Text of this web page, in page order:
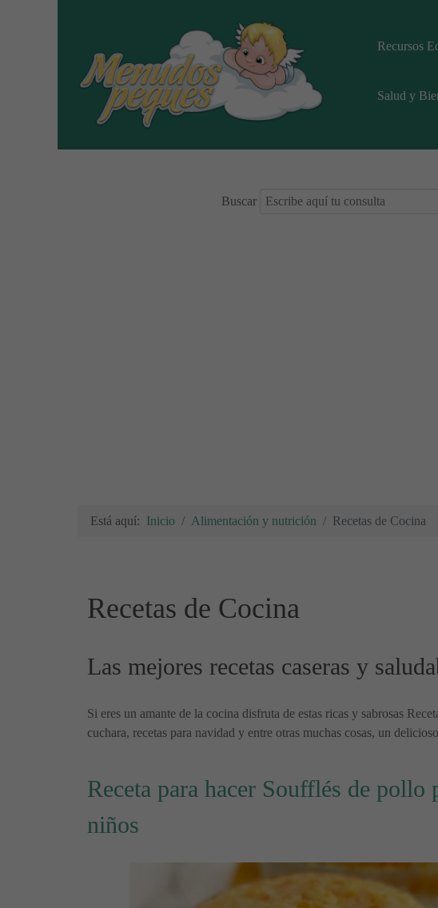
Recursos
Salud y
Buscar
Está aquí: Inicio Alimentación y nutrición Recetas de Cocina
Recetas de Cocina
Las mejores recetas caseras y
Si eres un amante de la cocina disfruta de estas ricas y sabrosas
cuchara, recetas para navidad y entre otras muchas cosas, un
Receta para hacer Soufflés de pollo
niños